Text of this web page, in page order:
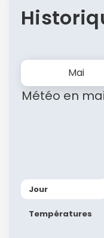
Mai
Météo en mai
Jour
Températures